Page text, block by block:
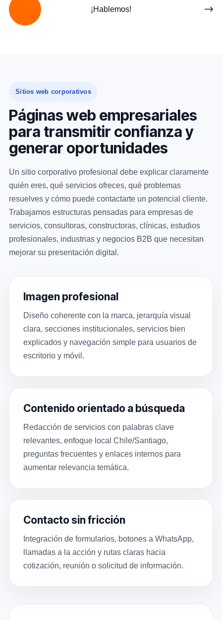
¡Hablemos!
Sitios web corporativos
Páginas web empresariales
para transmitir confianza y
generar oportunidades
Un sitio corporativo profesional debe explicar claramente
quién eres, qué servicios ofreces, qué problemas
resuelves y cómo puede contactarte un potencial cliente.
Trabajamos estructuras pensadas para empresas de
servicios, consultoras, constructoras, clínicas, estudios
profesionales, industrias y negocios B2B que necesitan
mejorar su presentación digital.
Imagen profesional
Diseño coherente con la marca, jerarquía visual
clara, secciones institucionales, servicios bien
explicados y navegación simple para usuarios de
escritorio y móvil.
Contenido orientado a búsqueda
Redacción de servicios con palabras clave
relevantes, enfoque local Chile/Santiago,
preguntas frecuentes y enlaces internos para
aumentar relevancia temática.
Contacto sin fricción
Integración de formularios, botones a WhatsApp,
llamadas a la acción y rutas claras hacia
cotización, reunión o solicitud de información.